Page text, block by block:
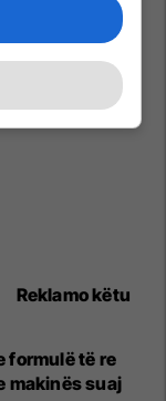
Reklamo këtu
formulë të re
makinës suaj